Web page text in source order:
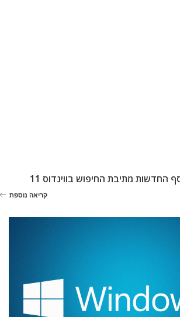
החדשות מתיבת החיפוש בווינדוס 11
קריאה נוספת